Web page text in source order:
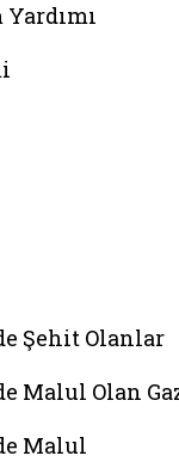
Şehit Olanlar
Malul Olan
Malul